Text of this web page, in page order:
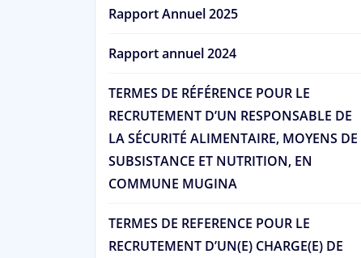
Rapport Annuel 2025
Rapport annuel 2024
TERMES DE RÉFÉRENCE POUR LE
RECRUTEMENT D’UN RESPONSABLE DE
LA SÉCURITÉ ALIMENTAIRE, MOYENS DE
SUBSISTANCE ET NUTRITION, EN
COMMUNE MUGINA
TERMES DE REFERENCE POUR LE
RECRUTEMENT D’UN(E) CHARGE(E) DE